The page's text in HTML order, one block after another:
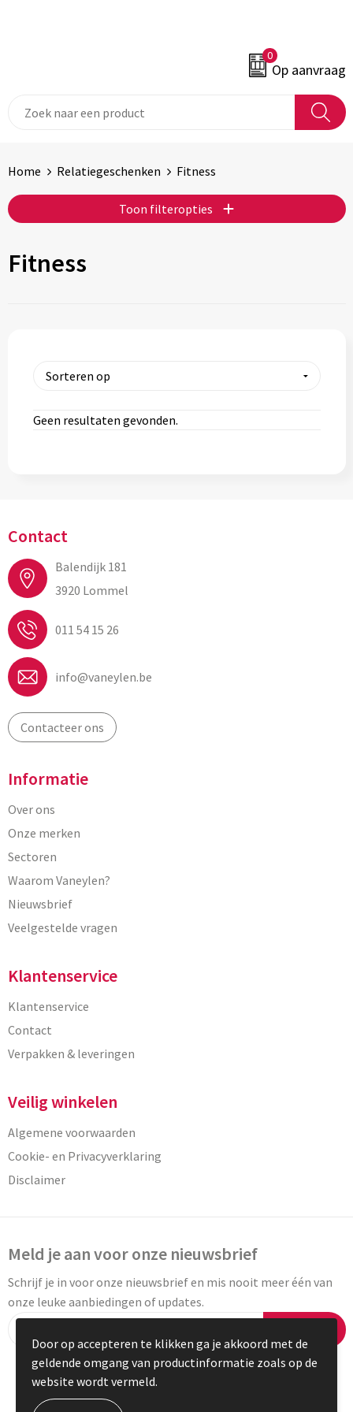
0
Op aanvraag
Home Relatiegeschenken Fitness
Toon filteropties
Fitness
Geen resultaten gevonden.
Contact
Balendijk 181
3920 Lommel
011 54 15 26
info@vaneylen.be
Contacteer ons
Informatie
Over ons
Onze merken
Sectoren
Waarom Vaneylen?
Nieuwsbrief
Veelgestelde vragen
Klantenservice
Klantenservice
Contact
Verpakken & leveringen
Veilig winkelen
Algemene voorwaarden
Cookie- en Privacyverklaring
Disclaimer
Meld je aan voor onze nieuwsbrief
Schrijf je in voor onze nieuwsbrief en mis nooit meer één van
onze leuke aanbiedingen of updates.
© Copyright Vaneylen 2023
Door op accepteren te klikken ga je akkoord met de
geldende omgang van productinformatie zoals op de
website wordt vermeld.